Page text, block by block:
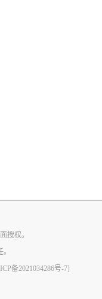
授权。
备2021034286号-7]